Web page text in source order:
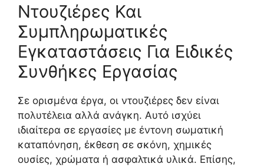
Ντουζιέρες Και
Συμπληρωματικές
Εγκαταστάσεις Για Ειδικές
Συνθήκες Εργασίας
Σε ορισμένα έργα, οι ντουζιέρες δεν είναι
πολυτέλεια αλλά ανάγκη. Αυτό ισχύει
ιδιαίτερα σε εργασίες με έντονη σωματική
καταπόνηση, έκθεση σε σκόνη, χημικές
ουσίες, χρώματα ή ασφαλτικά υλικά. Επίσης,